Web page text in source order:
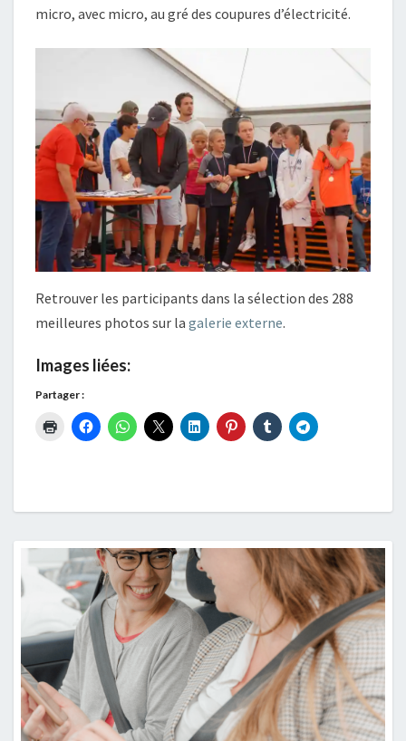
micro, avec micro, au gré des coupures d’électricité.
Retrouver les participants dans la sélection des 288
meilleures photos sur la galerie externe.
Images liées:
Partager :